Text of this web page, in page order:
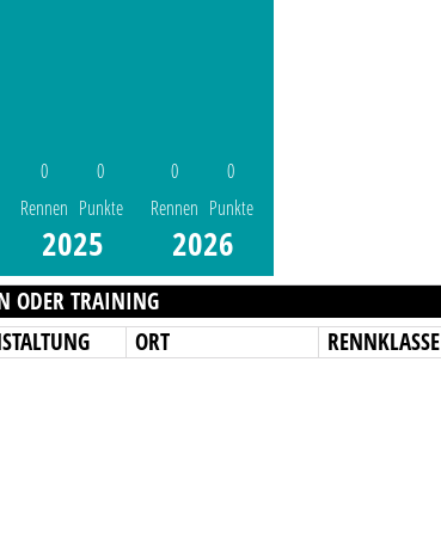
0
Rennen
0
Punkte
2025
0
Rennen
0
Punkte
2026
ODER TRAINING
ORT RENNKLASSE